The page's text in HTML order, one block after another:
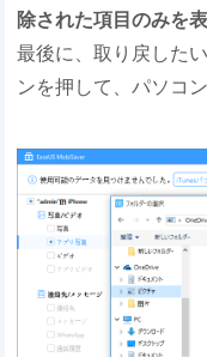
除された項目のみを
最後に、取り戻した
ンを押して、パソコ